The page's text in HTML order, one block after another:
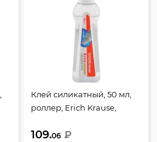
Клей силикатный, 50 мл,
роллер, Erich Krause,
109.06 ₽